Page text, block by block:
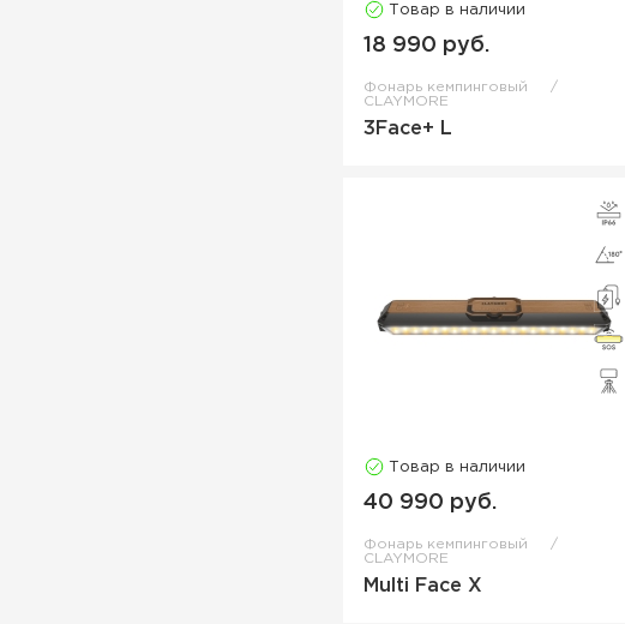
Товар в наличии
18 990 руб.
Фонарь кемпинговый
CLAYMORE
3Face+ L
Товар в наличии
40 990 руб.
Фонарь кемпинговый
CLAYMORE
Multi Face X